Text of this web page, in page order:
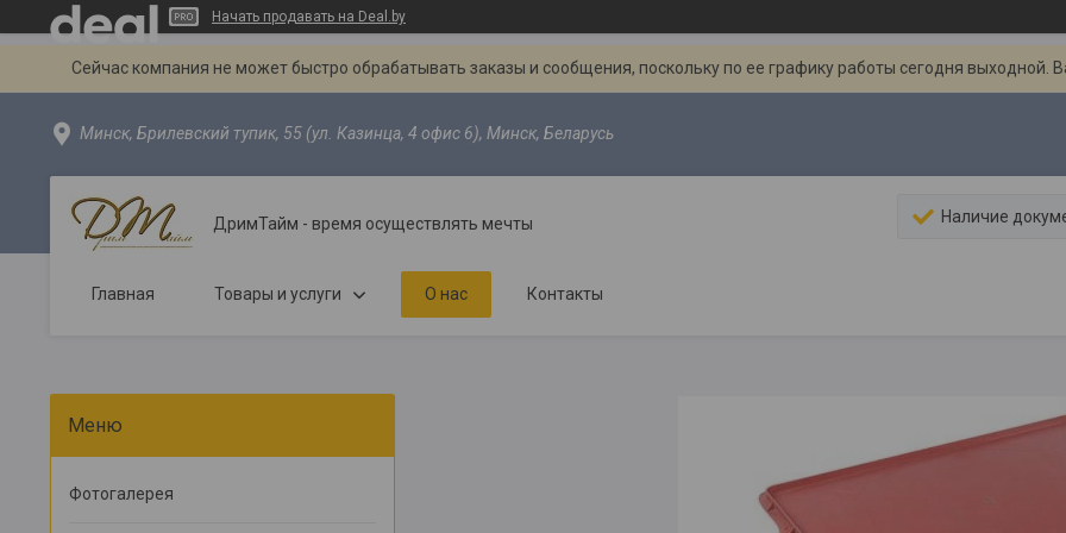
Начать продавать на Deal.by
Сейчас компания не может быстро обрабатывать заказы и сообщения, поскольку по ее графику работы сегодня
Минск, Брилевский тупик, 55 (ул. Казинца, 4 офис 6), Минск, Беларусь
ДримТайм - время осуществлять мечты Наличие
Главная Товары и услуги О нас Контакты
Фотогалерея